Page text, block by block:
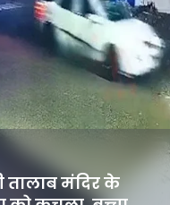
तालाब मंदिर के